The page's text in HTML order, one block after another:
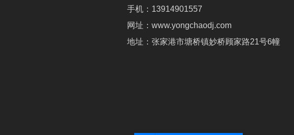
手机：13914901557
网址：www.yongchaodj.com
地址：张家港市塘桥镇妙桥顾家路21号6幢